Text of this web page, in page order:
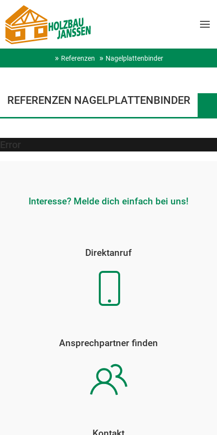
Referenzen Nagelplattenbinder
REFERENZEN NAGELPLATTENBINDER
Error
Interesse? Melde dich einfach bei uns!
Direktanruf
Ansprechpartner finden